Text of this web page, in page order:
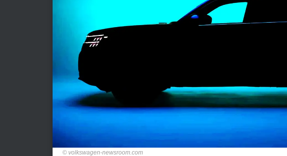
volkswagen-newsroom.com